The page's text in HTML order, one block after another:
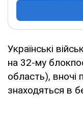
Українські
на 32-му
область), вночі
знаходяться в